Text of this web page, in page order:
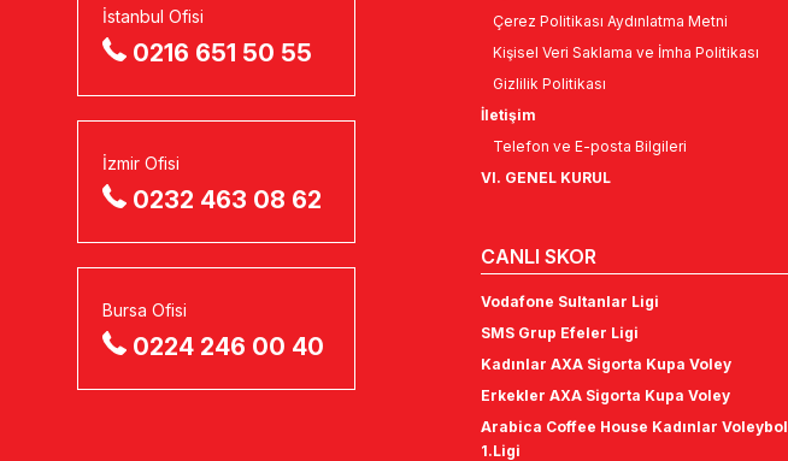
İstanbul Ofisi
0216 651 50 55
İzmir Ofisi
0232 463 08 62
Bursa Ofisi
0224 246 00 40
Çerez Politikası Aydınlatma Metni
Kişisel Veri Saklama ve İmha Politikası
Gizlilik Politikası
İletişim
Telefon ve E-posta Bilgileri
VI. GENEL KURUL
CANLI SKOR
Vodafone Sultanlar Ligi
SMS Grup Efeler Ligi
Kadınlar AXA Sigorta Kupa Voley
Erkekler AXA Sigorta Kupa Voley
Arabica Coffee House Kadınlar Voleybol
1.Ligi